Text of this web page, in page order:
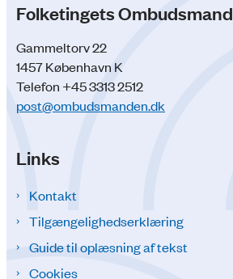
Folketingets Ombudsmand
Gammeltorv 22
1457 København K
Telefon +45 3313 2512
post@ombudsmanden.dk
Links
Kontakt
Tilgængelighedserklæring
Guide til oplæsning af tekst
Cookies